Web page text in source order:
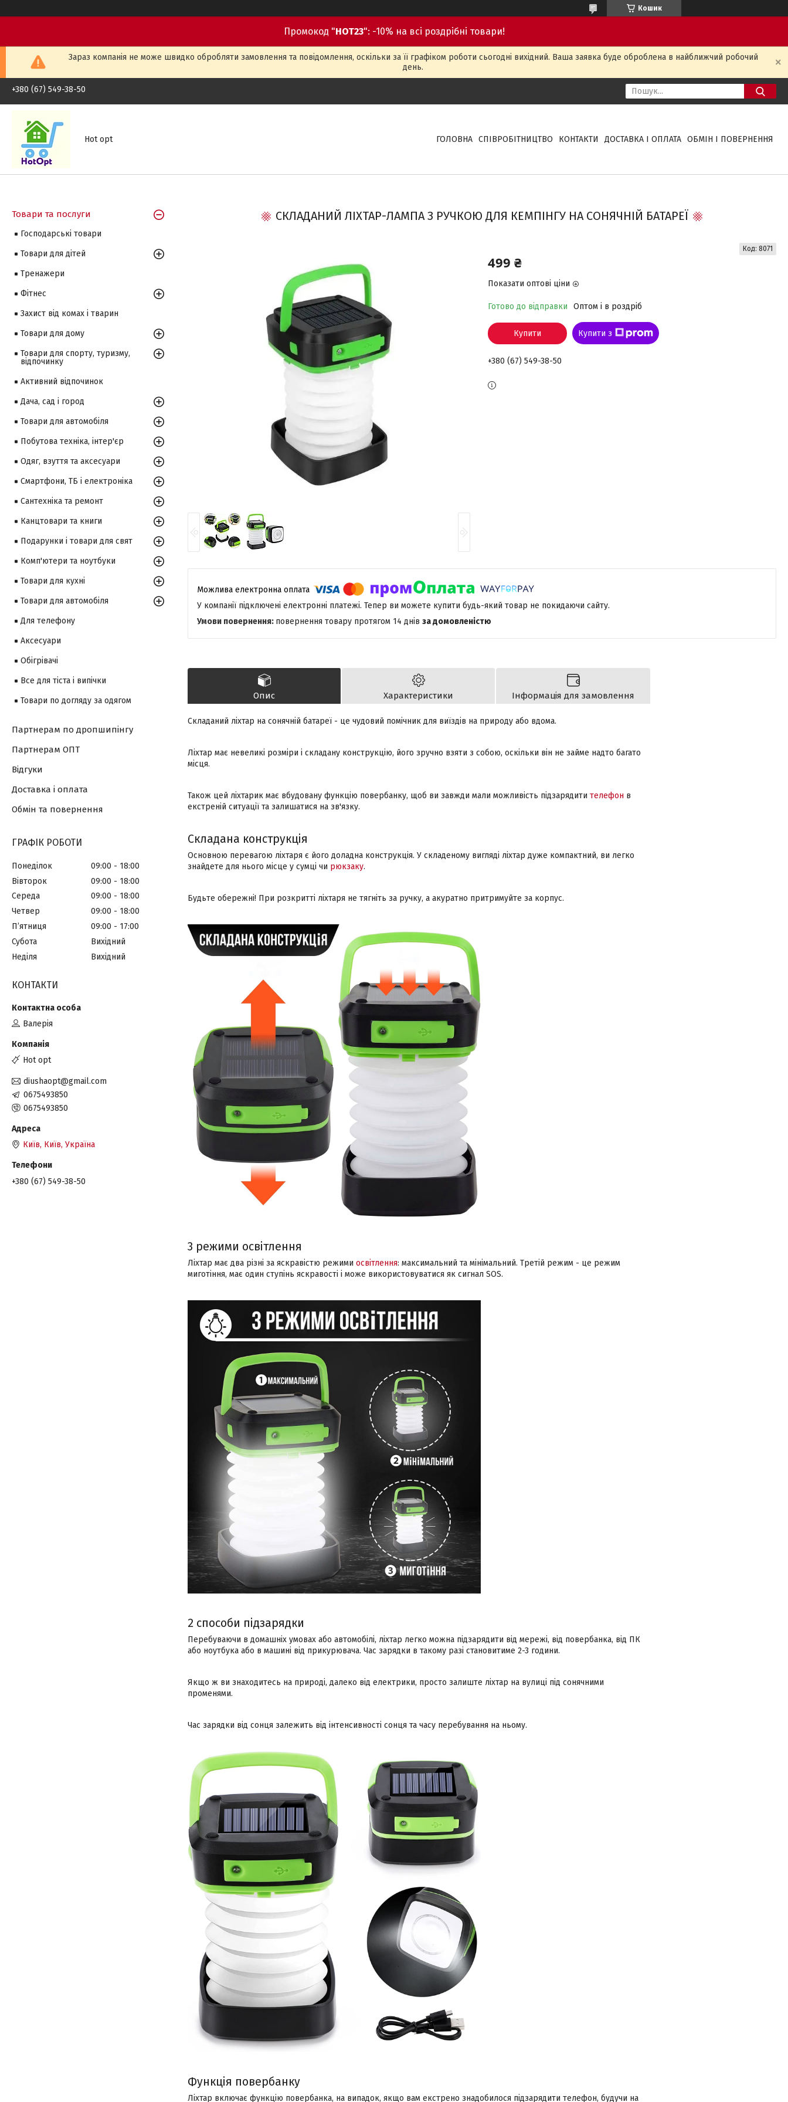
Кошик
Промокод "HOT23": -10% на всі роздрібні товари!
Зараз компанія не може швидко обробляти замовлення та повідомлення, оскільки за її графіком роботи сьогодні вихідний. Ваша заявка буде оброблена в найближчий робочий
день.
+380 (67) 549-38-50
Hot opt ГОЛОВНА СПІВРОБІТНИЦТВО КОНТАКТИ ДОСТАВКА І ОПЛАТА ОБМІН І ПОВЕРНЕННЯ
СКЛАДАНИЙ ЛІХТАР-ЛАМПА З РУЧКОЮ ДЛЯ КЕМПІНГУ НА СОНЯЧНІЙ БАТАРЕЇ
499 ₴
Показати оптові ціни
Готово до відправки Оптом і в роздріб
Код: 8071
Купити Купити з
+380 (67) 549-38-50
У компанії підключені електронні платежі. Тепер ви можете купити будь-який товар не покидаючи сайту.
повернення товару протягом 14 днів за домовленістю
Опис Характеристики Інформація для замовлення
Складаний ліхтар на сонячній батареї - це чудовий помічник для виїздів на природу або вдома.
Ліхтар має невеликі розміри і складану конструкцію, його зручно взяти з собою, оскільки він не займе надто багато
місця.
Також цей ліхтарик має вбудовану функцію повербанку, щоб ви завжди мали можливість підзарядити телефон в
екстреній ситуації та залишатися на зв'язку.
Складана конструкція
Основною перевагою ліхтаря є його доладна конструкція. У складеному вигляді ліхтар дуже компактний, ви легко
знайдете для нього місце у сумці чи рюкзаку.
Будьте обережні! При розкритті ліхтаря не тягніть за ручку, а акуратно притримуйте за корпус.
3 режими освітлення
Ліхтар має два різні за яскравістю режими освітлення: максимальний та мінімальний. Третій режим - це режим
миготіння, має один ступінь яскравості і може використовуватися як сигнал SOS.
2 способи підзарядки
Перебуваючи в домашніх умовах або автомобілі, ліхтар легко можна підзарядити від мережі, від повербанка, від ПК
або ноутбука або в машині від прикурювача. Час зарядки в такому разі становитиме 2-3 години.
Якщо ж ви знаходитесь на природі, далеко від електрики, просто залиште ліхтар на вулиці під сонячними
променями.
Час зарядки від сонця залежить від інтенсивності сонця та часу перебування на ньому.
Функція повербанку
Ліхтар включає функцію повербанка, на випадок, якщо вам екстрено знадобилося підзарядити телефон, будучи на
Товари та послуги
Господарські товари
Товари для дітей
Тренажери
Фітнес
Захист від комах і тварин
Товари для дому
Товари для спорту, туризму,
відпочинку
Активний відпочинок
Дача, сад і город
Товари для автомобіля
Побутова техніка, інтер'єр
Одяг, взуття та аксесуари
Смартфони, ТБ і електроніка
Сантехніка та ремонт
Канцтовари та книги
Подарунки і товари для свят
Комп'ютери та ноутбуки
Товари для кухні
Товари для автомобіля
Для телефону
Аксесуари
Обігрівачі
Все для тіста і випічки
Товари по догляду за одягом
Партнерам по дропшипінгу
Партнерам ОПТ
Відгуки
Доставка і оплата
Обмін та повернення
ГРАФІК РОБОТИ
Понеділок 09:00
18:00
Вівторок
09:00
18:00
Середа
09:00
18:00
Четвер
09:00
18:00
Пʼятниця
09:00
17:00
Субота
Вихідний
Неділя
Вихідний
КОНТАКТИ
Валерія
Hot opt
diushaopt@gmail.com
0675493850
0675493850
Київ, Київ, Україна
+380 (67) 549-38-50